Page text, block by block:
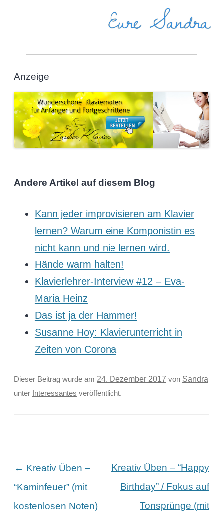
Eure Sandra
Anzeige
Andere Artikel auf diesem Blog
Kann jeder improvisieren am Klavier
lernen? Warum eine Komponistin es
nicht kann und nie lernen wird.
Hände warm halten!
Klavierlehrer-Interview #12 – Eva-
Maria Heinz
Das ist ja der Hammer!
Susanne Hoy: Klavierunterricht in
Zeiten von Corona
Dieser Beitrag wurde am 24. Dezember 2017 von Sandra
unter Interessantes veröffentlicht.
Beitragsnavigation
← Kreativ Üben –
“Kaminfeuer” (mit
kostenlosen Noten)
Kreativ Üben – “Happy
Birthday” / Fokus auf
Tonsprünge (mit